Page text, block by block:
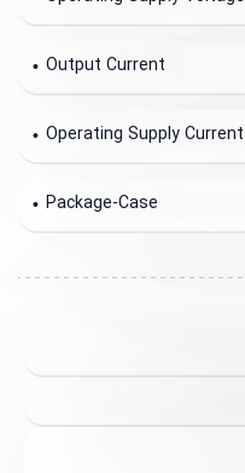
Output Current
Operating Supply Current
Package-Case